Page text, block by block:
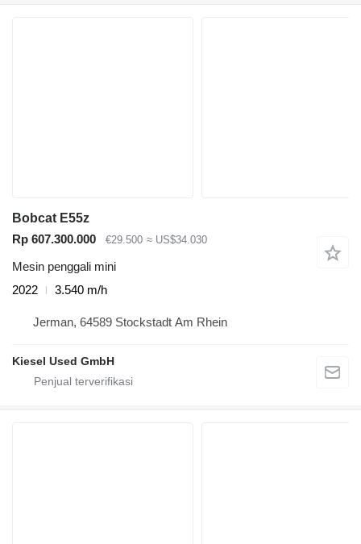
Bobcat E55z
Rp 607.300.000
€29.500 ≈ US$34.030
Mesin penggali mini
2022
3.540 m/h
Jerman, 64589 Stockstadt Am Rhein
Kiesel Used GmbH